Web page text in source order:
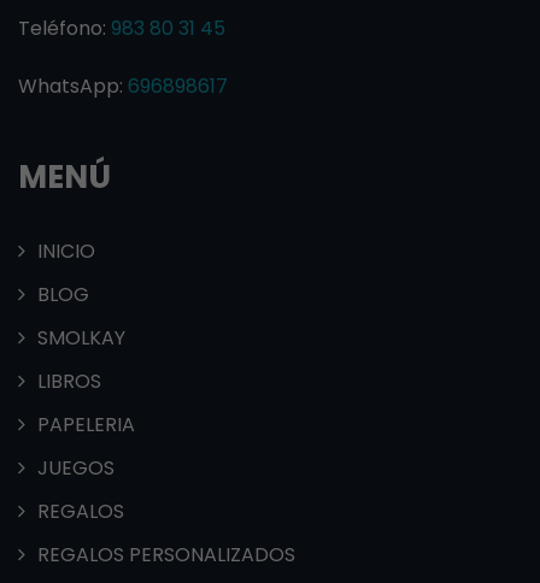
Teléfono: 983 80 31 45
WhatsApp: 696898617
MENÚ
INICIO
BLOG
SMOLKAY
LIBROS
PAPELERIA
JUEGOS
REGALOS
REGALOS PERSONALIZADOS